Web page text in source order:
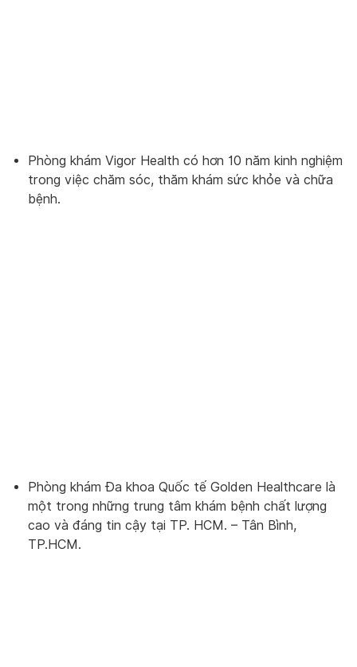
Phòng khám Vigor Health có hơn 10 năm kinh nghiệm
trong việc chăm sóc, thăm khám sức khỏe và chữa
bệnh.
Phòng khám Đa khoa Quốc tế Golden Healthcare là
một trong những trung tâm khám bệnh chất lượng
cao và đáng tin cậy tại TP. HCM. – Tân Bình,
TP.HCM.